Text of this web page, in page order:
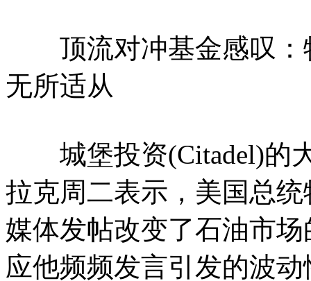
顶流对冲基金感叹：
无所适从
城堡投资(Citadel)的大
拉克周二表示，美国总
媒体发帖改变了石油市
应他频频发言引发的波